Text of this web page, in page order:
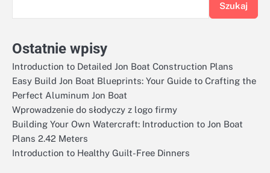
Szukaj
Ostatnie wpisy
Introduction to Detailed Jon Boat Construction Plans
Easy Build Jon Boat Blueprints: Your Guide to Crafting the
Perfect Aluminum Jon Boat
Wprowadzenie do słodyczy z logo firmy
Building Your Own Watercraft: Introduction to Jon Boat
Plans 2.42 Meters
Introduction to Healthy Guilt-Free Dinners